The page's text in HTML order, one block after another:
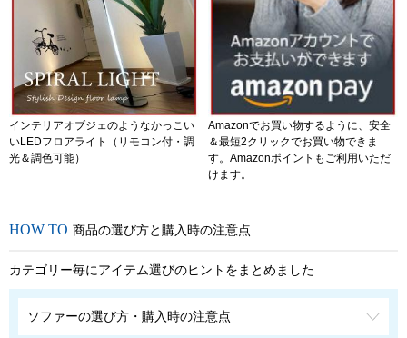
インテリアオブジェのようなかっこい
いLEDフロアライト（リモコン付・調
光＆調色可能）
Amazonでお買い物するように、安全
＆最短2クリックでお買い物できま
す。Amazonポイントもご利用いただ
けます。
商品の選び方と購入時の注意点
カテゴリー毎にアイテム選びのヒントをまとめました
ソファーの選び方・購入時の注意点